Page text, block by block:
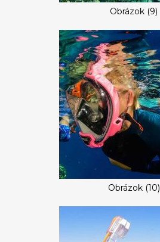
Obrázok (9)
Obrázok (10)